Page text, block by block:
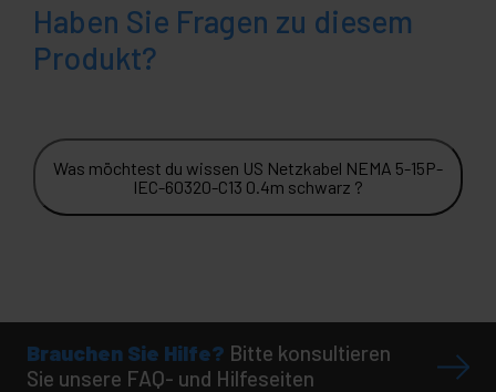
Haben Sie Fragen zu diesem
Produkt?
Was möchtest du wissen US Netzkabel NEMA 5-15P-
IEC-60320-C13 0.4m schwarz ?
Brauchen Sie Hilfe? Bitte konsultieren
Sie unsere FAQ- und Hilfeseiten